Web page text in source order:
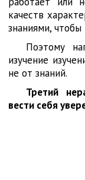
качеств
знаниями,
Поэтому
изучение
не от знаний.
Третий
вести себя